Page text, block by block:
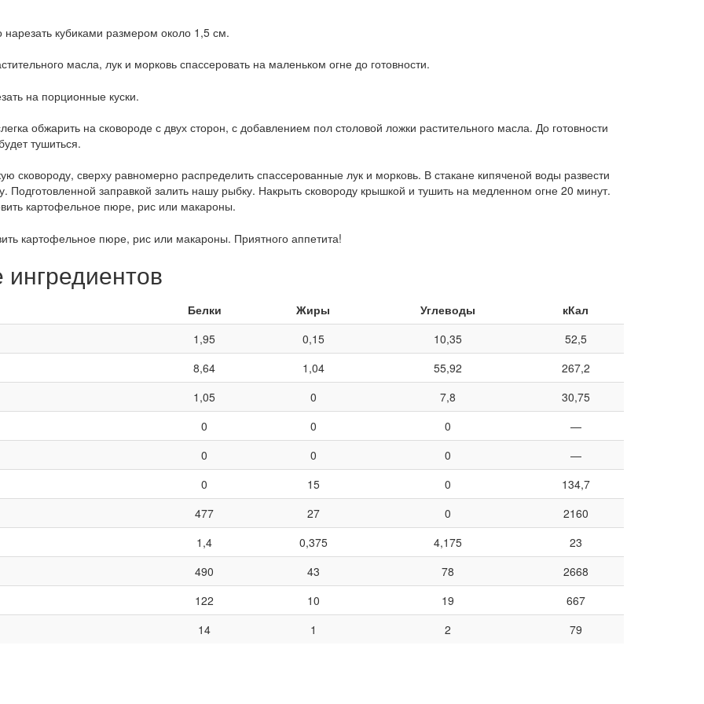
кубиками размером около 1,5 см.
масла, лук и морковь спассеровать на маленьком огне до готовности.
на порционные куски.
обжарить на сковороде с двух сторон, с добавлением пол столовой ложки растительного масла. До готовности
тушиться.
сковороду, сверху равномерно распределить спассерованные лук и морковь. В стакане кипяченой воды развести
Подготовленной заправкой залить нашу рыбку. Накрыть сковороду крышкой и тушить на медленном огне 20 минут.
картофельное пюре, рис или макароны.
картофельное пюре, рис или макароны. Приятного аппетита!
Белки Жиры Углеводы
кКал
1,95
0,15 10,35
52,5
8,64
1,04 55,92
267,2
1,05
0 7,8
30,75
0
0 0
—
0
0 0
—
0
15 0
134,7
477
27 0
2160
1,4
0,375 4,175
23
490
43 78
2668
122
10 19
667
14
1 2 79